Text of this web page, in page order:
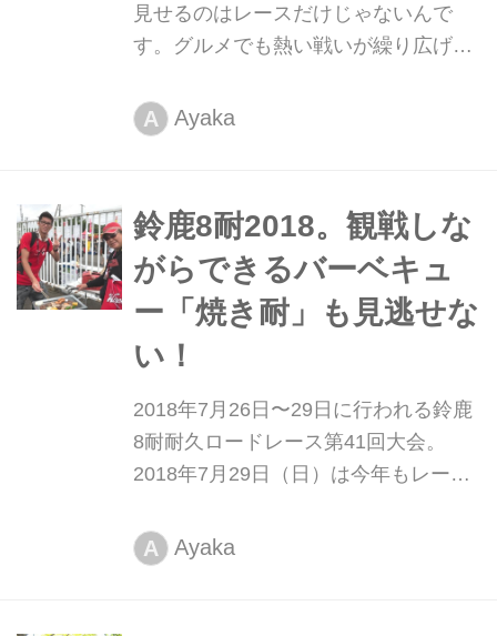
見せるのはレースだけじゃないんで
す。グルメでも熱い戦いが繰り広げら
A Ayaka
鈴鹿8耐2018。観戦しな
がらできるバーベキュ
ー「焼き耐」も見逃せな
い！
2018年7月26日〜29日に行われる鈴鹿
8耐耐久ロードレース第41回大会。
2018年7月29日（日）は今年もレース
が！バーベキューをしながら8耐を観
戦を楽しもう！
A Ayaka